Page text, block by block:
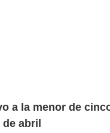
a la menor de
de abril